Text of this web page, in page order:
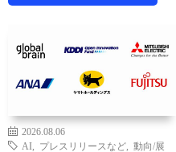
2026.08.06
AI
プレスリリースなど
動向/展